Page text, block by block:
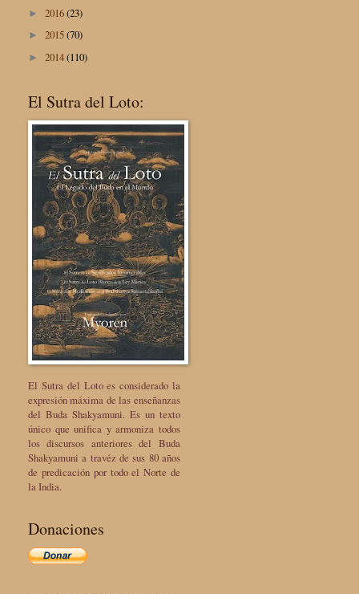
► 2016(23)
► 2015(70)
► 2014(110)
El Sutra del Loto:
El Sutra del Loto es considerado la
expresión máxima de las enseñanzas
del Buda Shakyamuni. Es un texto
único que unifica y armoniza todos
los discursos anteriores del Buda
Shakyamuni a travéz de sus 80 años
de predicación por todo el Norte de
la India.
Donaciones